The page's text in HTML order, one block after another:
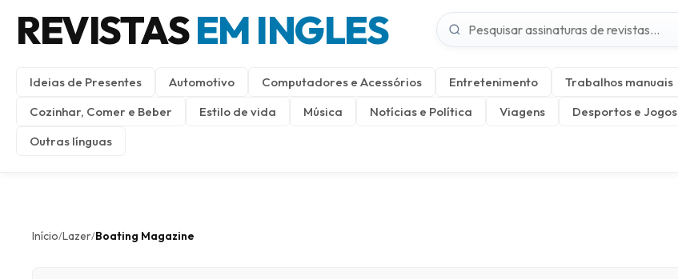
REVISTASEM INGLES
Ideias de Presentes Automotivo Computadores e Acessórios Entretenimento Trabalhos manuais
Cozinhar, Comer e Beber
Estilo de vida Música Notícias e Política Viagens Desportos e Jogos
Outras línguas
Início/Lazer/Boating Magazine